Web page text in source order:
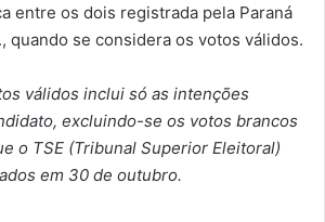
entre os dois registrada pela Paraná
quando se considera os votos válidos.
válidos inclui só as intenções
excluindo-se os votos brancos
o TSE (Tribunal Superior Eleitoral)
em 30 de outubro.